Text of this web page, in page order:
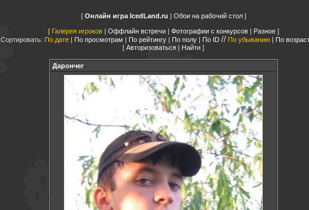
Онлайн игра IcedLand.ru | Обои на рабочий стол
Галерея игроков| Оффлайн встречи| Фотографии с конкурсов| Разное
Сортировать: По дате | По просмотрам | По рейтингу | По полу | По ID // По убыванию | По
Авторизоваться | Найти
Дарончег